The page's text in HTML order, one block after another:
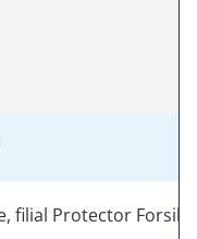
filial Protector